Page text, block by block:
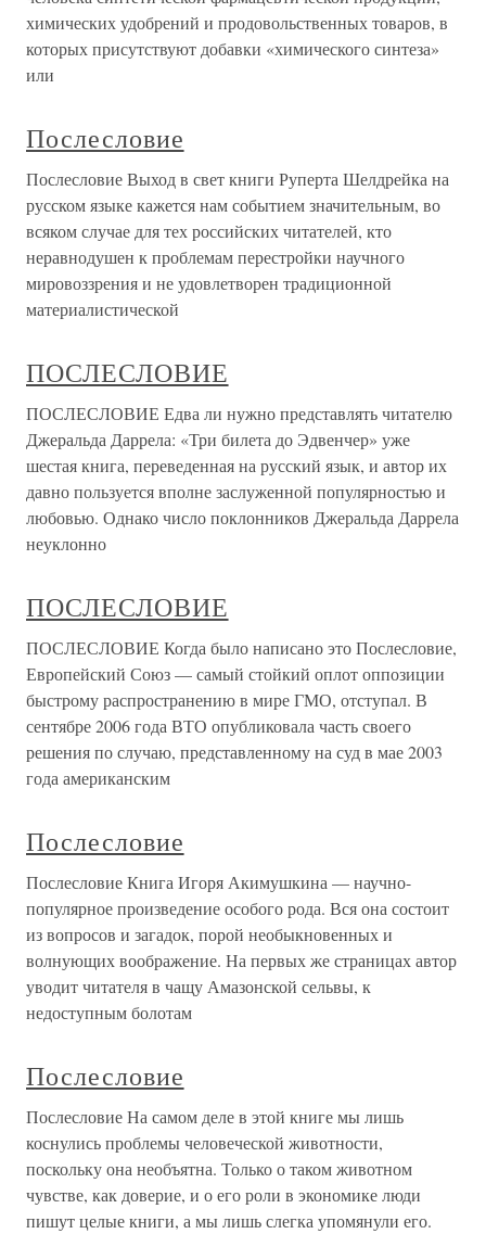
химических удобрений и продовольственных товаров, в
которых присутствуют добавки «химического синтеза»
или
Послесловие
Послесловие Выход в свет книги Руперта Шелдрейка на
русском языке кажется нам событием значительным, во
всяком случае для тех российских читателей, кто
неравнодушен к проблемам перестройки научного
мировоззрения и не удовлетворен традиционной
материалистической
ПОСЛЕСЛОВИЕ
ПОСЛЕСЛОВИЕ Едва ли нужно представлять читателю
Джеральда Даррела: «Три билета до Эдвенчер» уже
шестая книга, переведенная на русский язык, и автор их
давно пользуется вполне заслуженной популярностью и
любовью. Однако число поклонников Джеральда Даррела
неуклонно
ПОСЛЕСЛОВИЕ
ПОСЛЕСЛОВИЕ Когда было написано это Послесловие,
Европейский Союз — самый стойкий оплот оппозиции
быстрому распространению в мире ГМО, отступал. В
сентябре 2006 года ВТО опубликовала часть своего
решения по случаю, представленному на суд в мае 2003
года американским
Послесловие
Послесловие Книга Игоря Акимушкина — научно-
популярное произведение особого рода. Вся она состоит
из вопросов и загадок, порой необыкновенных и
волнующих воображение. На первых же страницах автор
уводит читателя в чащу Амазонской сельвы, к
недоступным болотам
Послесловие
Послесловие На самом деле в этой книге мы лишь
коснулись проблемы человеческой животности,
поскольку она необъятна. Только о таком животном
чувстве, как доверие, и о его роли в экономике люди
пишут целые книги, а мы лишь слегка упомянули его.